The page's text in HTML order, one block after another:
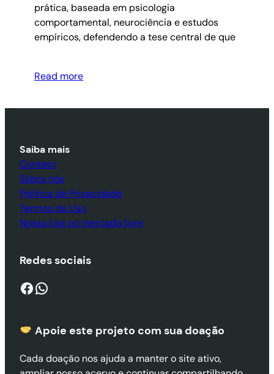
prática, baseada em psicologia
comportamental, neurociência e estudos
empíricos, defendendo a tese central de que
Read more
Saiba mais
Contato
Sobre nós
Política de Privacidade
Termos de Uso
Nossa loja no mercado livre
Redes sociais
Facebook WhatsApp
Apoie este projeto com sua doação
Cada doação nos ajuda a manter o site ativo,